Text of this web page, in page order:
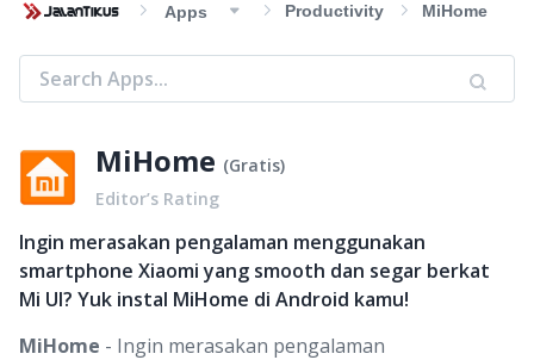
Apps Productivity MiHome
MiHome (Gratis)
Editor’s Rating
Ingin merasakan pengalaman menggunakan
smartphone Xiaomi yang smooth dan segar berkat
Mi UI? Yuk instal MiHome di Android kamu!
MiHome - Ingin merasakan pengalaman